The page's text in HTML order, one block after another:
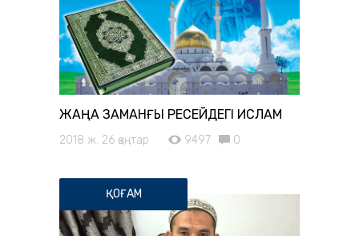
ЖАҢА ЗАМАНҒЫ РЕСЕЙДЕГІ ИСЛАМ
2018 ж. 26 қаңтар 9497 0
ҚОҒАМ